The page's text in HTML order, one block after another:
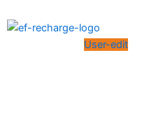
User-edit